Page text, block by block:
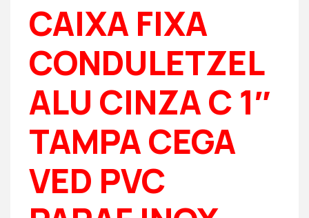
CAIXA FIXA
CONDULETZEL
ALU CINZA C 1″
TAMPA CEGA
VED PVC